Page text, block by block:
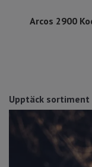
Upptäck sortiment
Arcos 2900